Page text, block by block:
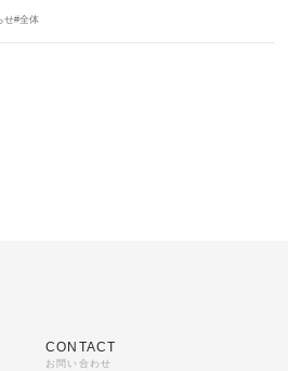
せ#全体
CONTACT
お問い合わせ